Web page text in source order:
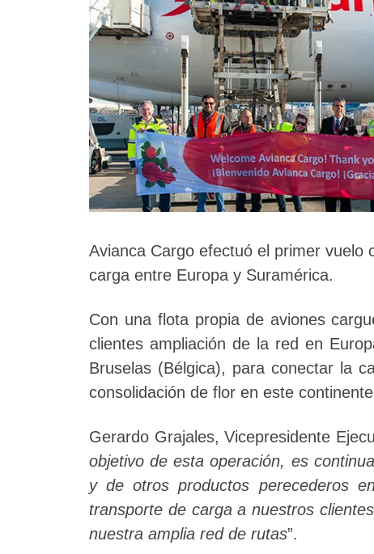
Avianca Cargo efectuó el primer
carga entre Europa y Suramérica.
Con una flota propia de aviones
clientes ampliación de la red en
Bruselas (Bélgica), para conectar la
consolidación de flor en este
Gerardo Grajales, Vicepresidente
objetivo de esta operación, es
y de otros productos perecederos
transporte de carga a nuestros
nuestra amplia red de rutas”.